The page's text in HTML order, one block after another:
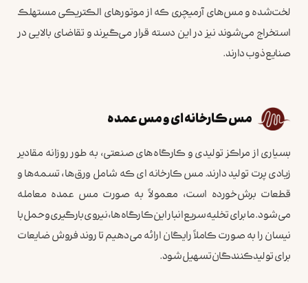
لخت‌شده و مس‌های آرمیچری که از موتورهای الکتریکی مستهلک
استخراج می‌شوند نیز در این دسته قرار می‌گیرند و تقاضای بالایی در
صنایع ذوب دارند.
مس کارخانه ای و مس عمده
بسیاری از مراکز تولیدی و کارگاه‌های صنعتی، به طور روزانه مقادیر
زیادی پرت تولید دارند. مس کارخانه ای که شامل ورق‌ها، تسمه‌ها و
قطعات برش‌خورده است، معمولاً به صورت مس عمده معامله
می‌شود. ما برای تخلیه سریع انبار این کارگاه‌ها، نیروی بارگیری و حمل با
نیسان را به صورت کاملاً رایگان ارائه می‌دهیم تا روند فروش ضایعات
برای تولیدکنندگان تسهیل شود.